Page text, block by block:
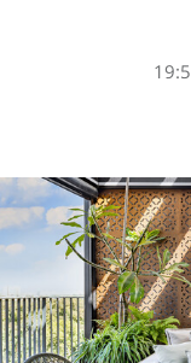
גיא פינס